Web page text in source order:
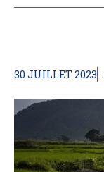
30 JUILLET 2023